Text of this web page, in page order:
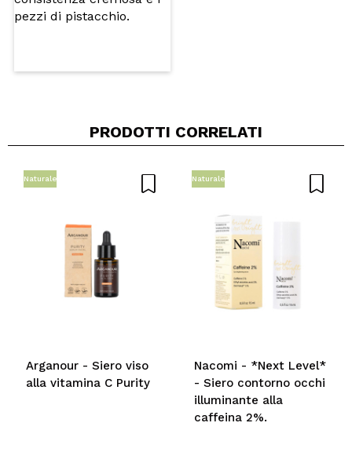
PRODOTTI CORRELATI
Naturale
Arganour - Siero viso
alla vitamina C Purity
Naturale
Nacomi - *Next Level*
- Siero contorno occhi
illuminante alla
caffeina 2%.